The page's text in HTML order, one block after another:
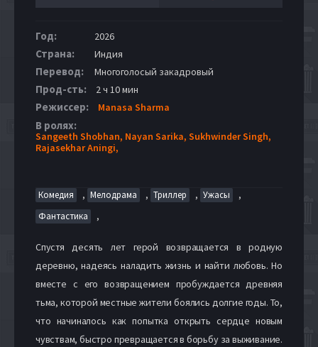
Год: 2026
Страна: Индия
Перевод: Многоголосый закадровый
Прод-сть: 2 ч 10 мин
Режиссер: Manasa Sharma
В ролях:
Sangeeth Shobhan, Nayan Sarika, Sukhwinder Singh,
Rajasekhar Aningi,
Комедия , Мелодрама , Триллер , Ужасы ,
Фантастика ,
Спустя десять лет герой возвращается в родную
деревню, надеясь наладить жизнь и найти любовь. Но
вместе с его возвращением пробуждается древняя
тьма, которой местные жители боялись долгие годы. То,
что начиналось как попытка открыть сердце новым
чувствам, быстро превращается в борьбу за выживание.